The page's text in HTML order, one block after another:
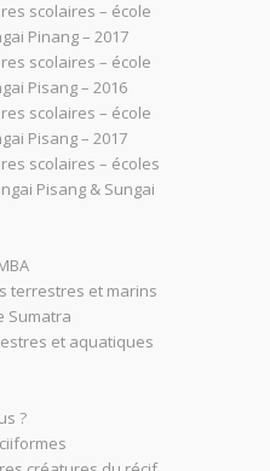
scolaires – école
Pinang – 2017
scolaires – école
Pisang – 2016
scolaires – école
Pisang – 2017
scolaires – écoles
Pisang & Sungai
terrestres et marins
Sumatra
et aquatiques
?